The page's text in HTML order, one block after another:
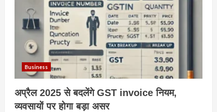
Business
अप्रैल 2025 से बदलेंगे GST invoice नियम,
व्यवसायों पर होगा बड़ा असर